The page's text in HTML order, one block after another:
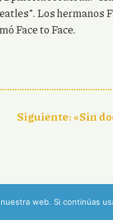
Los hermanos
Face to Face.
Siguiente:«Sin
web. Si continúas